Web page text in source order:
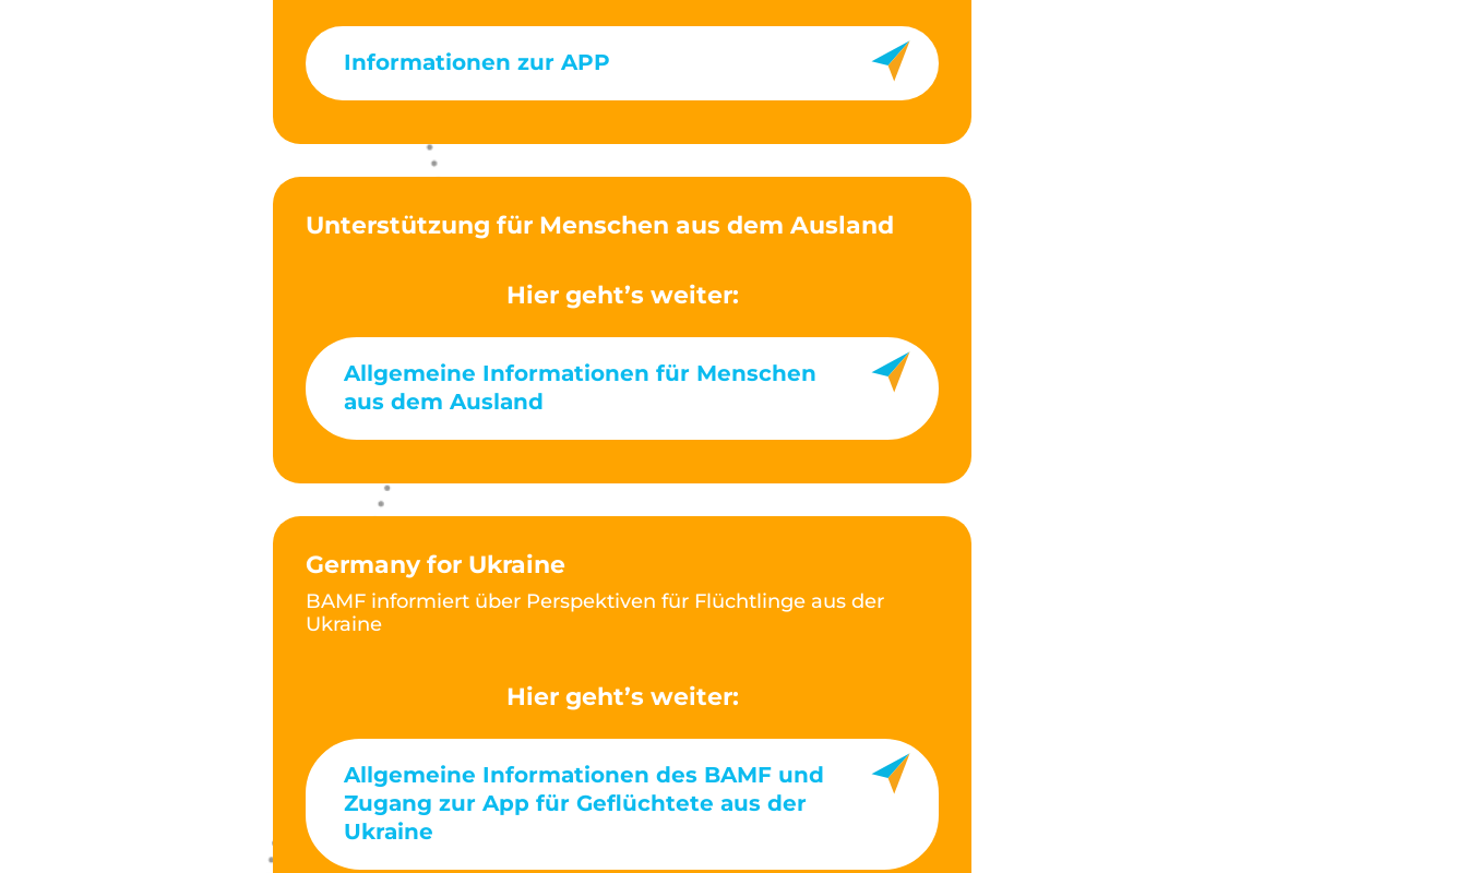
Informationen zur APP
Unterstützung für Menschen aus dem Ausland
Hier geht’s weiter:
Allgemeine Informationen für Menschen
aus dem Ausland
Germany for Ukraine
BAMF informiert über Perspektiven für Flüchtlinge aus der
Ukraine
Hier geht’s weiter:
Allgemeine Informationen des BAMF und
Zugang zur App für Geflüchtete aus der
Ukraine